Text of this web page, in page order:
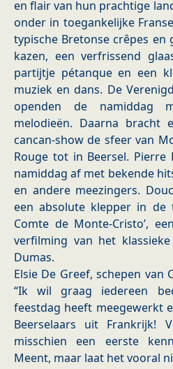
en flair van hun prachtige
onder in toegankelijke
typische Bretonse crêpes en
kazen, een verfrissend
partijtje pétanque en een
muziek en dans. De
openden de namiddag
melodieën. Daarna bracht
cancan-show de sfeer van
Rouge tot in Beersel.
namiddag af met bekende
en andere meezingers.
een absolute klepper in de
Comte de Monte-Cristo’,
verfilming van het
Dumas.
Elsie De Greef, schepen van
“Ik wil graag iedereen
feestdag heeft meegewerkt
Beerselaars uit Frankrijk!
misschien een eerste
Meent, maar laat het vooral